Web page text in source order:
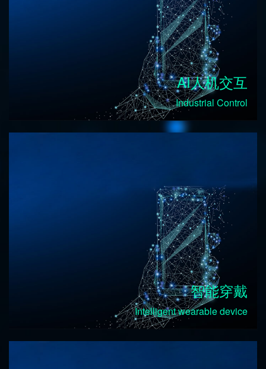
AI人机交互
Industrial Control
智能穿戴
Intelligent wearable device